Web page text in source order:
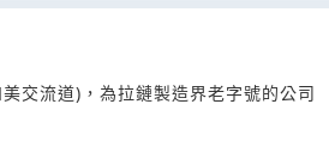
交流道)，為拉鏈製造界老字號的公司